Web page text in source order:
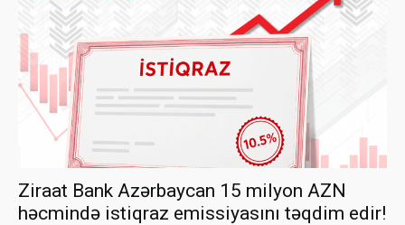
Ziraat Bank Azərbaycan 15 milyon AZN
həcmində istiqraz emissiyasını təqdim edir!